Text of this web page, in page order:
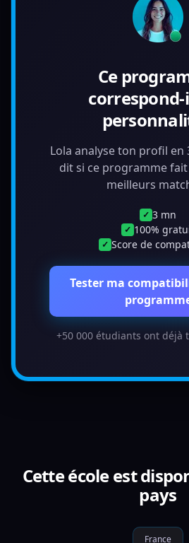
Ce
correspond-
Lola analyse ton profil en
dit si ce programme
meilleurs
✓ 3 mn
✓ 100%
✓ Score de
Tester ma
+50 000 étudiants ont déjà
Cette école est
pays
France